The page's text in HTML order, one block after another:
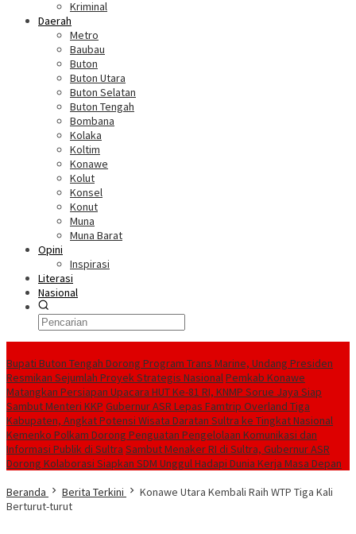
Kriminal
Daerah
Metro
Baubau
Buton
Buton Utara
Buton Selatan
Buton Tengah
Bombana
Kolaka
Koltim
Konawe
Kolut
Konsel
Konut
Muna
Muna Barat
Opini
Inspirasi
Literasi
Nasional
Bupati Buton Tengah Dorong Program Trans Marine, Undang Presiden
Resmikan Sejumlah Proyek Strategis NasionalPemkab Konawe
Matangkan Persiapan Upacara HUT Ke-81 RI, KNMP Sorue Jaya Siap
Sambut Menteri KKP Gubernur ASR Lepas Famtrip Overland Tiga
Kabupaten, Angkat Potensi Wisata Daratan Sultra ke Tingkat Nasional
Kemenko Polkam Dorong Penguatan Pengelolaan Komunikasi dan
Informasi Publik di Sultra Sambut Menaker RI di Sultra, Gubernur ASR
Dorong Kolaborasi Siapkan SDM Unggul Hadapi Dunia Kerja Masa Depan
Beranda
Berita Terkini
Konawe Utara Kembali Raih WTP Tiga Kali
Berturut-turut